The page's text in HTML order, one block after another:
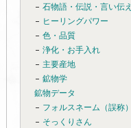
石物語・伝説・言い伝え
ヒーリングパワー
色・品質
浄化・お手入れ
主要産地
鉱物学
鉱物データ
フォルスネーム（誤称）
そっくりさん